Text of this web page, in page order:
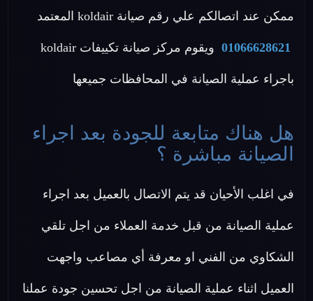
ممكن عند اتصالكم علي رقم صيانة koldair المعتمد
01066628621 ويقوم مركز صيانة تكييفات koldair
باجراء عملية الصيانة في المحافظات جميعها
هل هناك متابعة للجودة بعد اجراء
الصيانة مباشرة ؟
في اغلب الأحيان قد يتم الاتصال بالعميل بعد اجراء
عملية الصيانة من قبل خدمة العملاء من اجل تلقي
الشكاوي من الفني او معرفة أي مصاعب واجهت
العميل اثناء عملية الصيانة من اجل تحسين جودة عملنا